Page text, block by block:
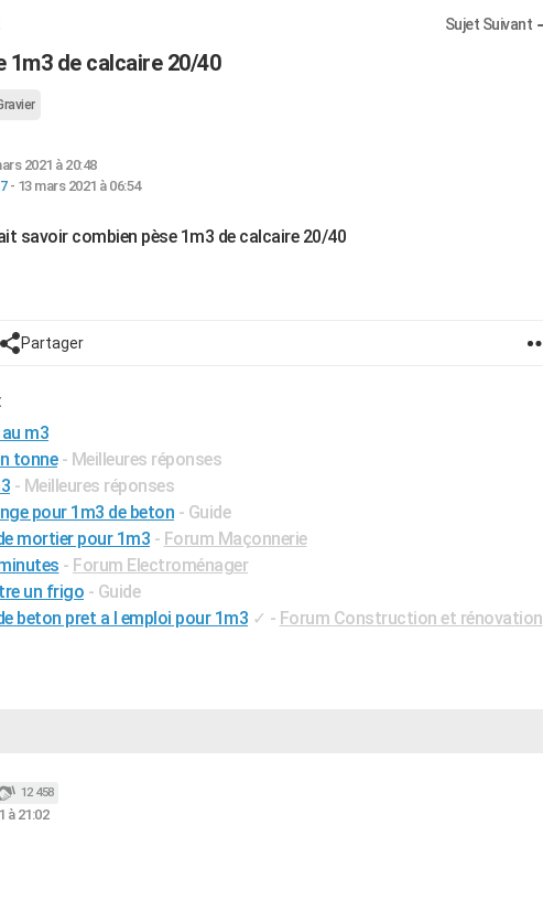
Sujet Suivant
1m3 de calcaire 20/40
2021 à 20:48
- 13 mars 2021 à 06:54
savoir combien pèse 1m3 de calcaire 20/40
Partager
m3
tonne - Meilleures réponses
- Meilleures réponses
pour 1m3 de beton - Guide
mortier pour 1m3 - Forum Maçonnerie
- Forum Electroménager
un frigo - Guide
beton pret a l emploi pour 1m3 ✓ - Forum Construction et rénovation
12 458
à 21:02